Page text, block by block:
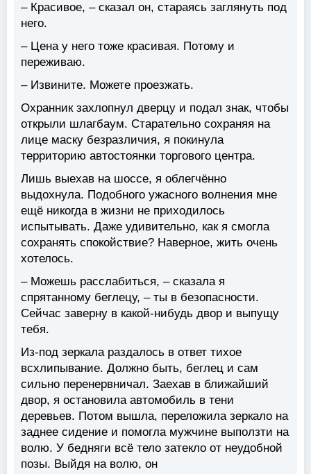
– Красивое, – сказал он, стараясь заглянуть под
него.
– Цена у него тоже красивая. Потому и
переживаю.
– Извините. Можете проезжать.
Охранник захлопнул дверцу и подал знак, чтобы
открыли шлагбаум. Старательно сохраняя на
лице маску безразличия, я покинула
территорию автостоянки торгового центра.
Лишь выехав на шоссе, я облегчённо
выдохнула. Подобного ужасного волнения мне
ещё никогда в жизни не приходилось
испытывать. Даже удивительно, как я смогла
сохранять спокойствие? Наверное, жить очень
хотелось.
– Можешь расслабиться, – сказала я
спрятанному беглецу, – ты в безопасности.
Сейчас заверну в какой-нибудь двор и выпущу
тебя.
Из-под зеркала раздалось в ответ тихое
всхлипывание. Должно быть, беглец и сам
сильно перенервничал. Заехав в ближайший
двор, я остановила автомобиль в тени
деревьев. Потом вышла, переложила зеркало на
заднее сидение и помогла мужчине выползти на
волю. У бедняги всё тело затекло от неудобной
позы. Выйдя на волю, он